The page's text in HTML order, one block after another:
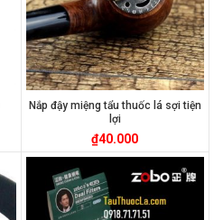
Nắp đậy miệng tẩu thuốc lá sợi tiện
lợi
₫40.000